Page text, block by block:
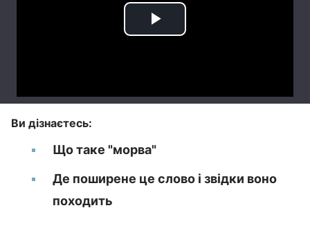
Ви дізнаєтесь:
Що таке "морва"
Де поширене це слово і звідки воно
походить